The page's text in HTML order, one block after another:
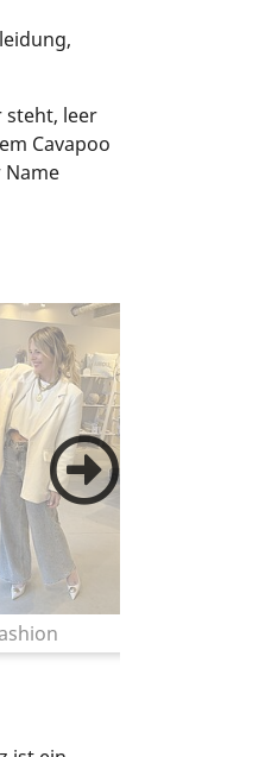
steht, leer
Cavapoo
Name